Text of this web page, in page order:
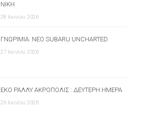
ΝΊΚΗ
28 Ιουνίου 2026
ΓΝΩΡΙΜΊΑ: ΝΈΟ SUBARU UNCHARTED
27 Ιουνίου 2026
ΕΚΟ ΡΆΛΛΥ ΑΚΡΌΠΟΛΙΣ : ΔΕΎΤΕΡΗ ΗΜΈΡΑ
26 Ιουνίου 2026